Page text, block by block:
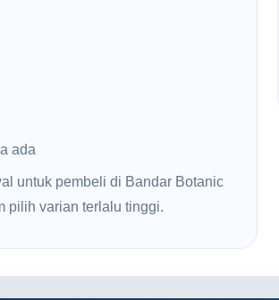
ada
untuk pembeli di Bandar Botanic
pilih varian terlalu tinggi.